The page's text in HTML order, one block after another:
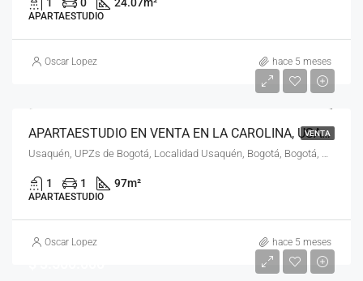
APARTAESTUDIO
Oscar Lopez hace 5 meses
VENTA
APARTAESTUDIO EN VENTA EN LA CAROLINA, USAQUÉN, BOGOTÁ, D.C. – (965)
1 1 97m²
APARTAESTUDIO
Oscar Lopez hace 5 meses